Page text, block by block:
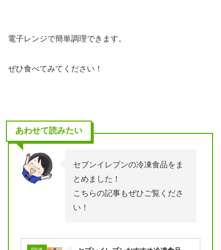
電子レンジで簡単調理できます。
ぜひ食べてみてください！
あわせて読みたい
セブンイレブンの冷凍食品をま
とめました！
こちらの記事もぜひご覧くださ
い！